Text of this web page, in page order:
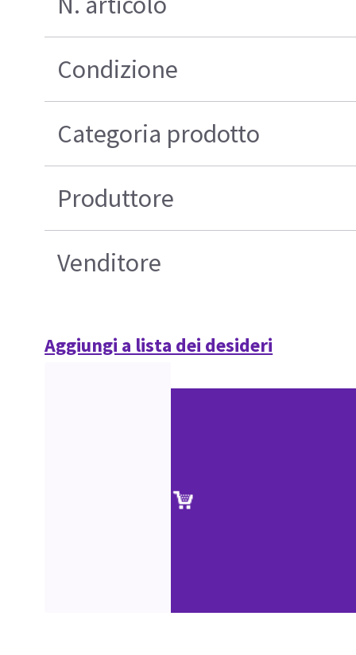
Condizione
Categoria prodotto
Produttore
Venditore
Aggiungi a lista dei desideri